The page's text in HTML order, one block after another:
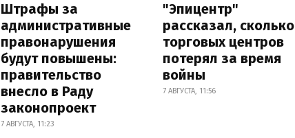
Штрафы за
административные
правонарушения
будут повышены:
правительство
внесло в Раду
законопроект
7 АВГУСТА, 11:23
"Эпицентр"
рассказал, сколько
торговых центров
потерял за время
войны
7 АВГУСТА, 11:56